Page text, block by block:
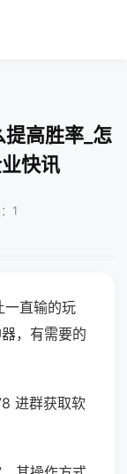
高胜率_怎
快讯
1
一直输的玩
，有需要的
进群获取软